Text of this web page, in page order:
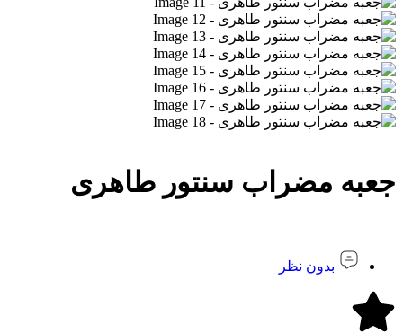
جعبه مضراب سنتور طاهری
بدون نظر